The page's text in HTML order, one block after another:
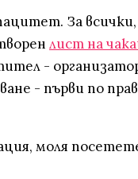
За
лист на
-
- първи по
моля